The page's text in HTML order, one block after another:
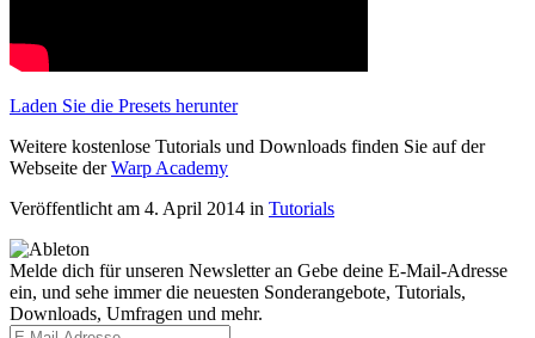
Laden Sie die Presets herunter
Weitere kostenlose Tutorials und Downloads finden Sie auf der
Webseite derWarp Academy
Veröffentlicht am 4. April 2014 in Tutorials
Melde dich für unseren Newsletter an Gebe deine E-Mail-Adresse
ein, und sehe immer die neuesten Sonderangebote, Tutorials,
Downloads, Umfragen und mehr.